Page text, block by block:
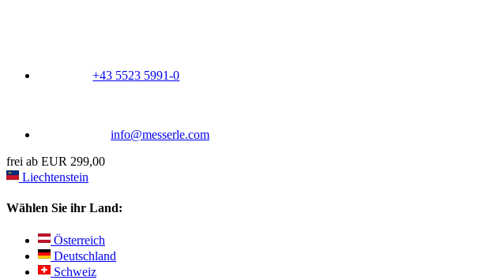
+43 5523 5991-0
info@messerle.com
frei ab EUR 299,00
Liechtenstein
Wählen Sie ihr Land:
Österreich
Deutschland
Schweiz